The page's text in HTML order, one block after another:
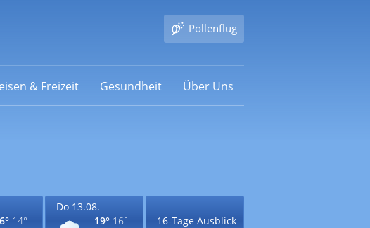
Pollenflug
& Freizeit Gesundheit Über Uns
14°
Do 13.08.
19° 16° 16-Tage Ausblick